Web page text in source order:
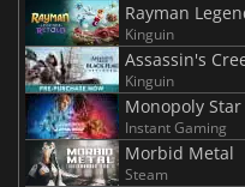
Rayman
Kinguin
Assassin's
Kinguin
Monopoly
Instant Gaming
Morbid Metal
Steam